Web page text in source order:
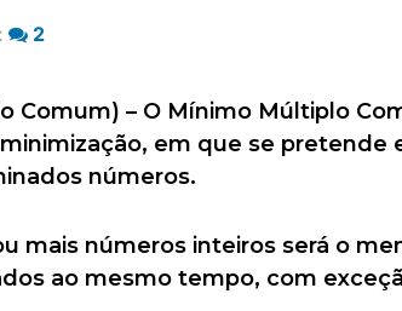
2
Comum) – O Mínimo Múltiplo
em que se pretende
números.
mais números inteiros será o
ao mesmo tempo, com